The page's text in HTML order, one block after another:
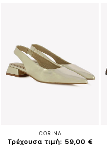
CORINA
Τρέχουσα τιμή: 59,00 €